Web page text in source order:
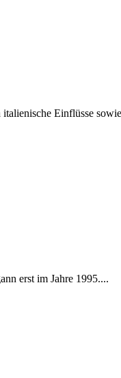
Einflüsse
erst im Jahre 1995....